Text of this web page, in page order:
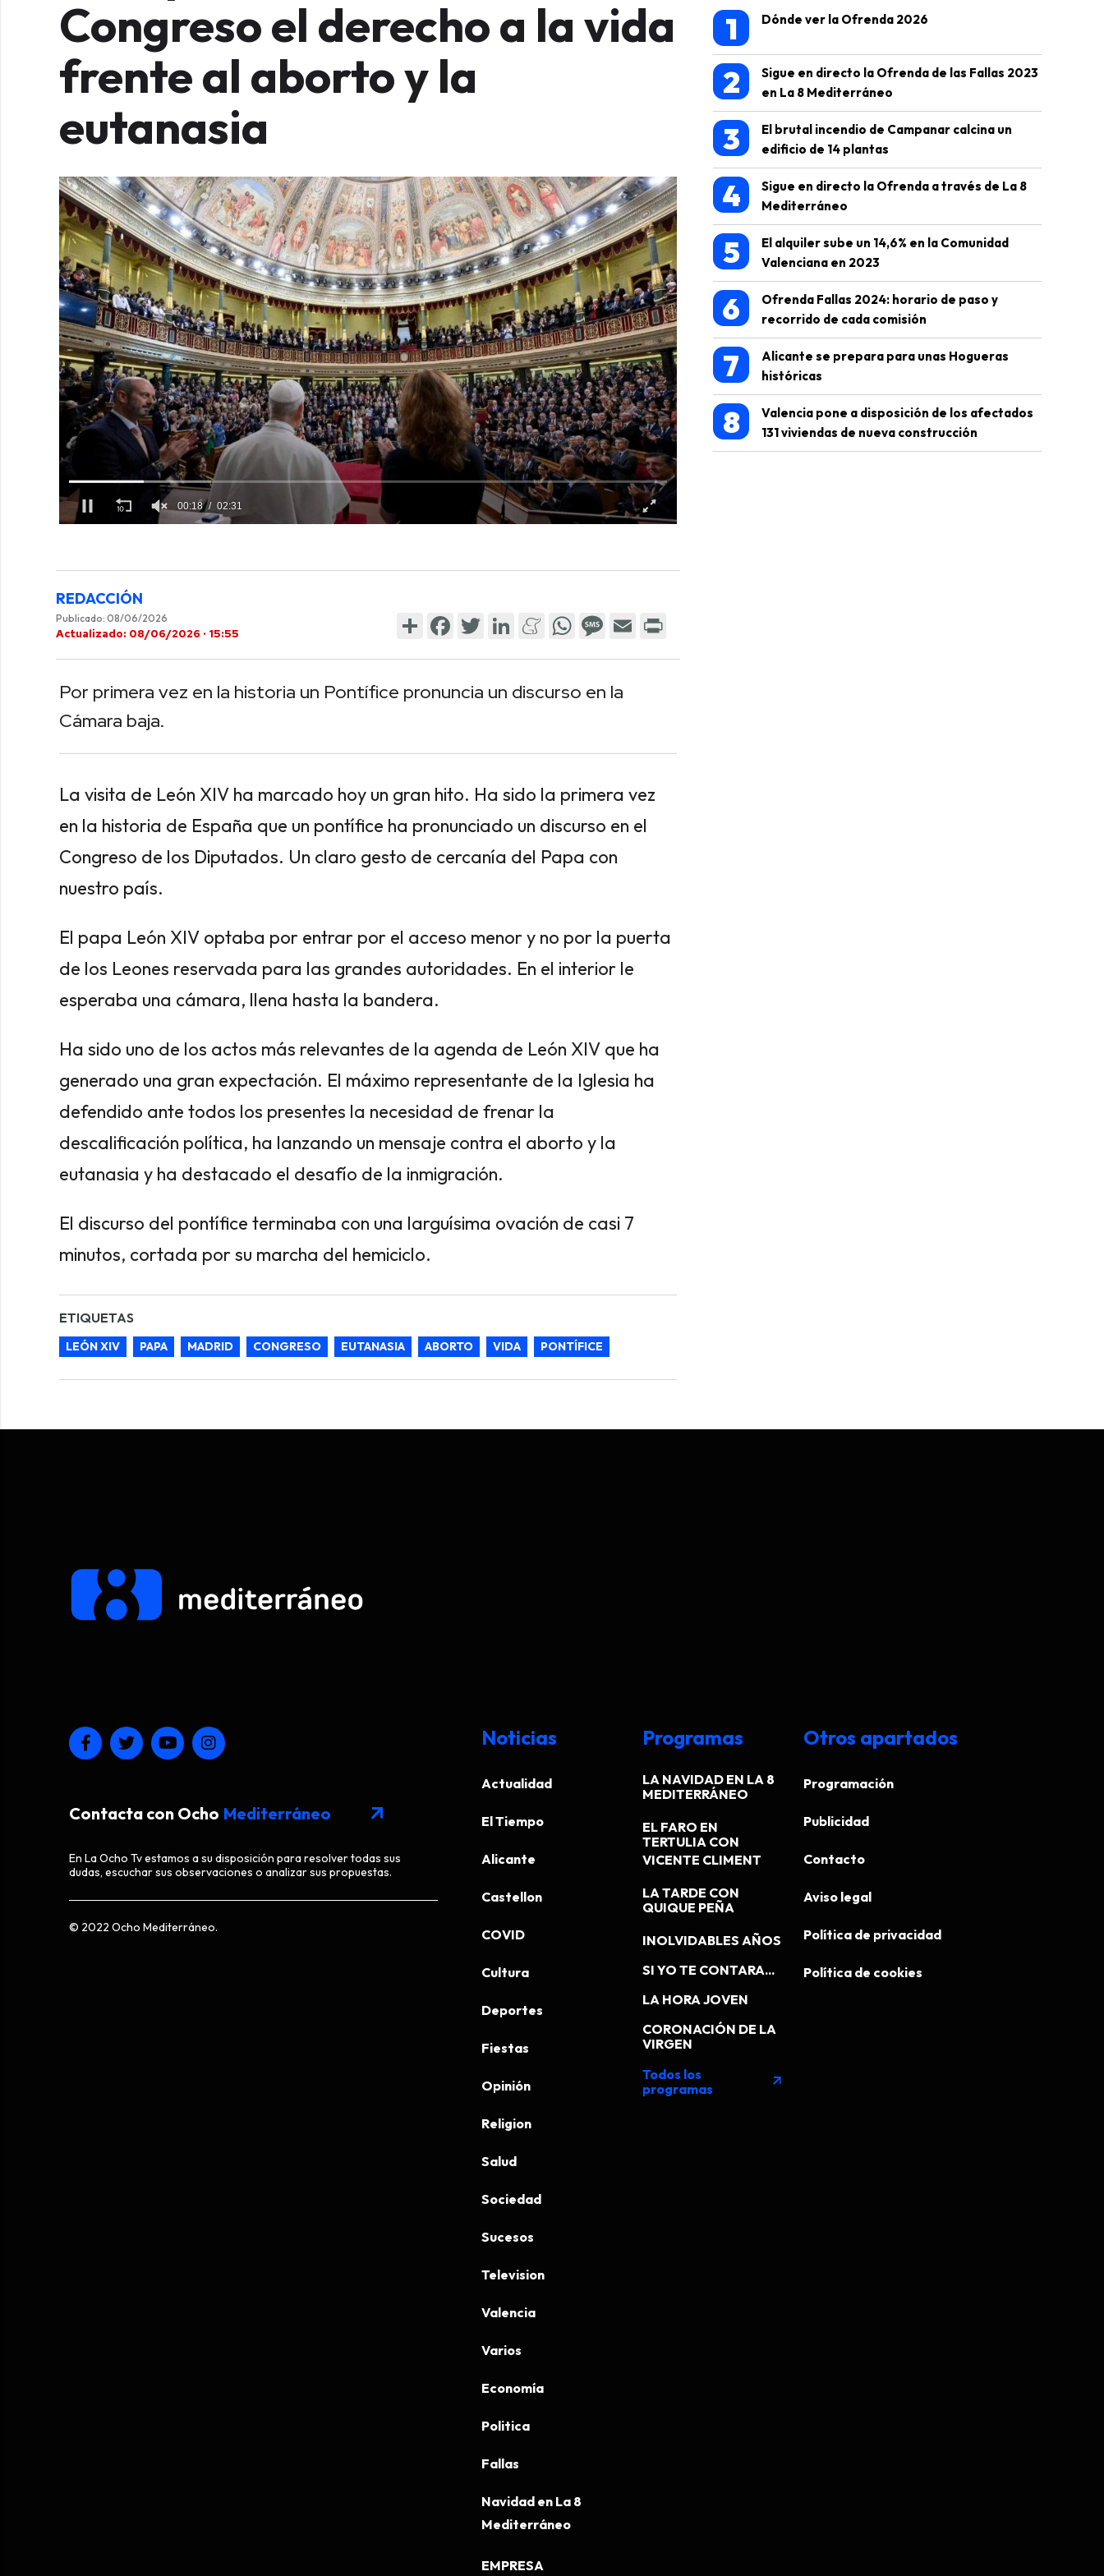
Congreso el derecho a la vida
frente al aborto y la
eutanasia
0
minutes,
secondsVolume
0%
00:19 02:31
REDACCIÓN
Publicado: 08/06/2026
Actualizado: 08/06/2026 · 15:55
ShareFacebook
TwitterLinkedInMeneame
WhatsApp
Message
Email
Por primera vez en la historia un Pontífice pronuncia un discurso en la
Cámara baja.
La visita de León XIV ha marcado hoy un gran hito. Ha sido la primera vez
en la historia de España que un pontífice ha pronunciado un discurso en el
Congreso de los Diputados. Un claro gesto de cercanía del Papa con
nuestro país.
El papa León XIV optaba por entrar por el acceso menor y no por la puerta
de los Leones reservada para las grandes autoridades. En el interior le
esperaba una cámara, llena hasta la bandera.
Ha sido uno de los actos más relevantes de la agenda de León XIV que ha
generado una gran expectación. El máximo representante de la Iglesia ha
defendido ante todos los presentes la necesidad de frenar la
descalificación política, ha lanzando un mensaje contra el aborto y la
eutanasia y ha destacado el desafío de la inmigración.
El discurso del pontífice terminaba con una larguísima ovación de casi 7
minutos, cortada por su marcha del hemiciclo.
ETIQUETAS
LEÓN XIV PAPA MADRID CONGRESO EUTANASIA ABORTO VIDA PONTÍFICE
1 Dónde ver la Ofrenda 2026
2
Sigue en directo la Ofrenda de las Fallas 2023
en La 8 Mediterráneo
3
El brutal incendio de Campanar calcina un
edificio de 14 plantas
4
Sigue en directo la Ofrenda a través de La 8
Mediterráneo
5
El alquiler sube un 14,6% en la Comunidad
Valenciana en 2023
6
Ofrenda Fallas 2024: horario de paso y
recorrido de cada comisión
7
Alicante se prepara para unas Hogueras
históricas
8
Valencia pone a disposición de los afectados
131 viviendas de nueva construcción
Contacta con Ocho Mediterráneo arrow_outward
En La Ocho Tv estamos a su disposición para resolver todas sus
dudas, escuchar sus observaciones o analizar sus propuestas.
© 2022 Ocho Mediterráneo.
Noticias
Actualidad
El Tiempo
Alicante
Castellon
COVID
Cultura
Deportes
Fiestas
Opinión
Religion
Salud
Sociedad
Sucesos
Television
Valencia
Varios
Economía
Politica
Fallas
Navidad en La 8
Mediterráneo
EMPRESA
Programas
LA NAVIDAD EN LA 8
MEDITERRÁNEO
EL FARO EN
TERTULIA CON
VICENTE CLIMENT
LA TARDE CON
QUIQUE PEÑA
INOLVIDABLES AÑOS
SI YO TE CONTARA...
LA HORA JOVEN
CORONACIÓN DE LA
VIRGEN
Todos los
programas
arrow_outward
Otros apartados
Programación
Publicidad
Contacto
Aviso legal
Política de privacidad
Política de cookies